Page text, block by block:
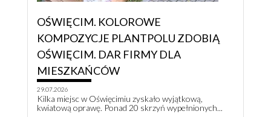
OŚWIĘCIM. KOLOROWE
KOMPOZYCJE PLANTPOLU ZDOBIĄ
OŚWIĘCIM. DAR FIRMY DLA
MIESZKAŃCÓW
29.07.2026
Kilka miejsc w Oświęcimiu zyskało wyjątkową,
kwiatową oprawę. Ponad 20 skrzyń wypełnionych...